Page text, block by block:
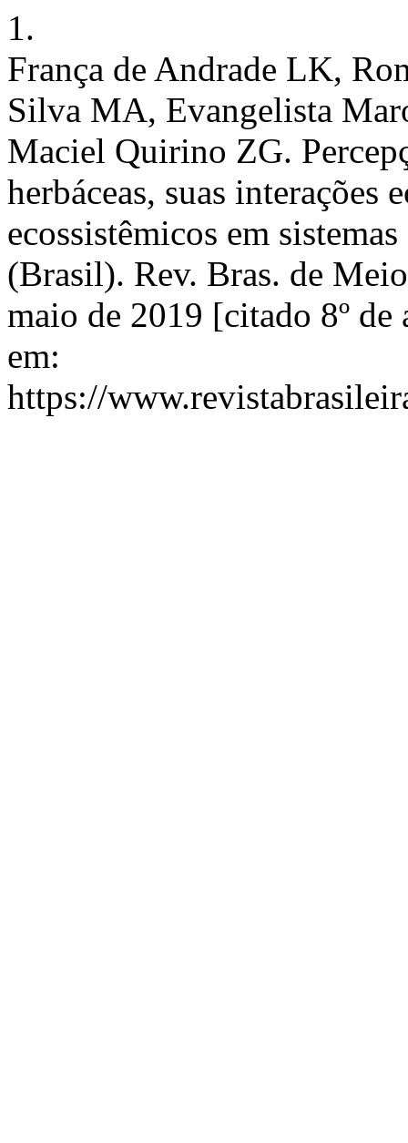
1.
França de Andrade LK,
Silva MA, Evangelista
Maciel Quirino ZG.
herbáceas, suas interações
ecossistêmicos em
(Brasil). Rev. Bras. de
maio de 2019 [citado 8º
em:
https://